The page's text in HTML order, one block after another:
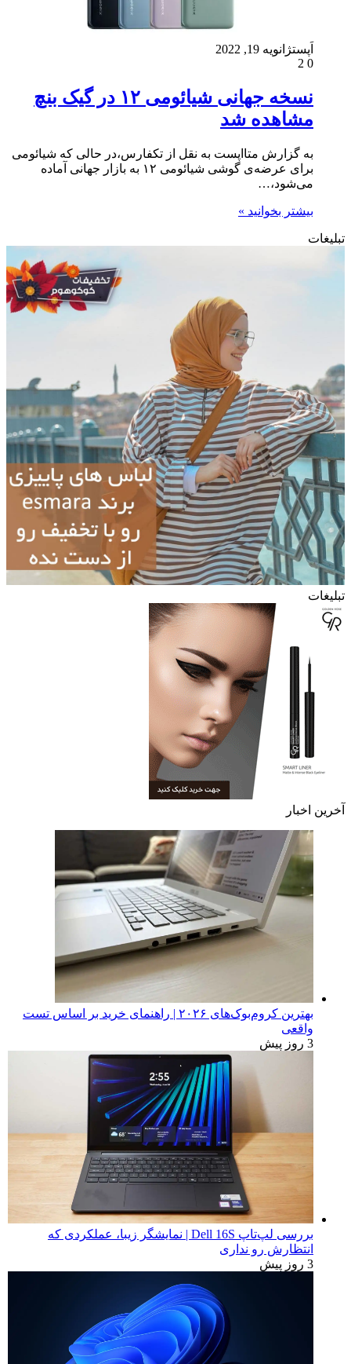
اَپستژانویه 19, 2022
0
نسخه جهانی شیائومی ۱۲ در گیک بنچ
مشاهده شد
به گزارش متااپست به نقل از تکفارس،در حالی که شیائومی
برای عرضه‌ی گوشی شیائومی ۱۲ به بازار جهانی آماده
می‌شود،…
بیشتر بخوانید »
تبلیغات
تبلیغات
آخرین اخبار
بهترین کروم‌بوک‌های ۲۰۲۶ | راهنمای خرید بر اساس تست
واقعی
3 روز پیش
بررسی لپ‌تاپ Dell 16S | نمایشگر زیبا، عملکردی که
انتظارش رو نداری
3 روز پیش